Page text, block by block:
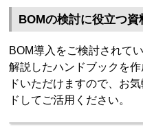
BOMの検討に役立つ資
BOM導入をご検討されて
解説したハンドブックを
ドいただけますので、お
ドしてご活用ください。